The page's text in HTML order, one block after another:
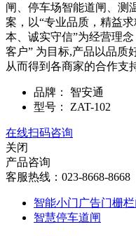
闸、停车场智能道闸、测
案，以“专业品质，精益
本、诚实守信”为经营理
客户” 为目标,产品以品质
从而得到各商家的合作支
品牌：
智安通
型号：
ZAT-102
在线扫码咨询
关闭
产品咨询
客服热线：023-8668-8668
智能小门广告门栅栏
智慧停车道闸